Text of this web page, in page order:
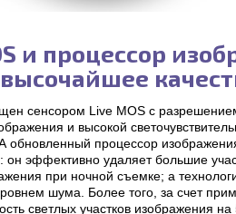
и процессор
сенсором Live MOS с
и высокой
процессор
эффективно удаляет большие
при ночной съемке; а
шума. Более того, за счет
светлых участков изображения на